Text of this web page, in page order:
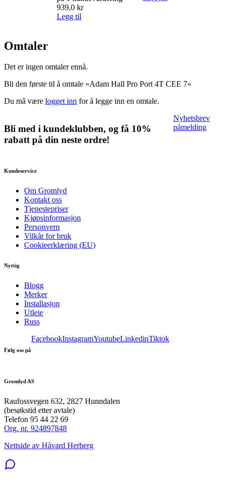
939,0 kr
Legg til
Omtaler
Det er ingen omtaler ennå.
Bli den første til å omtale «Adam Hall Pro Port 4T CEE 7»
Du må være logget inn for å legge inn en omtale.
Bli med i kundeklubben, og få 10%
rabatt på din neste ordre!
Nyhetsbrev
påmelding
Kundeservice
Om Gromlyd
Kontakt oss
Tjenestepriser
Kjøpsinformasjon
Personvern
Vilkår for bruk
Cookieerklæring (EU)
Nyttig
Blogg
Merker
Installasjon
Utleie
Russ
Følg oss på
FacebookInstagramYoutubeLinkedinTiktok
Gromlyd AS
Raufossvegen 632, 2827 Hunndalen
(besøkstid etter avtale)
Telefon 95 44 22 69
Org. nr. 924897848
Nettside av Håvard Herberg